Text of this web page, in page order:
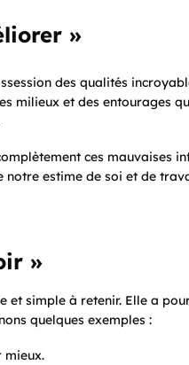
»
des qualités
milieux et des entourages
ces mauvaises
estime de soi et de
»
et simple à retenir. Elle a
quelques exemples :
mieux.